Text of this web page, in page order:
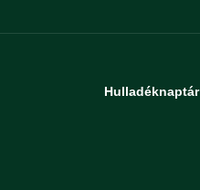
Hulladéknaptár